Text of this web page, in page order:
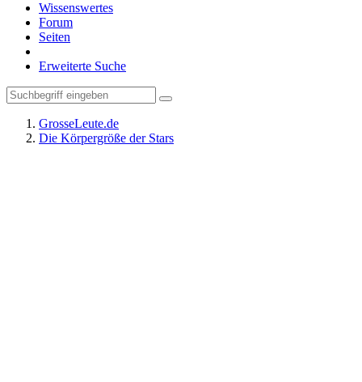
Wissenswertes
Forum
Seiten
Erweiterte Suche
GrosseLeute.de
Die Körpergröße der Stars